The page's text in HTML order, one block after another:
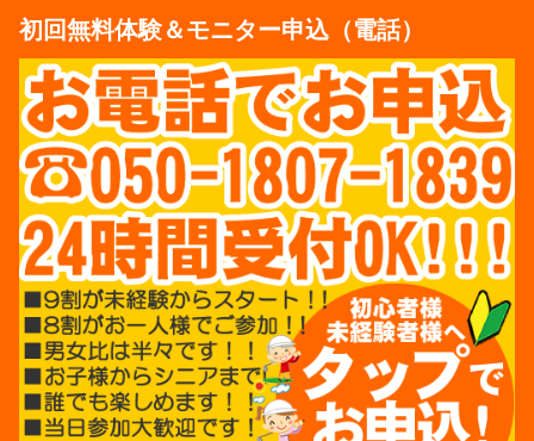
初回無料体験＆モニター申込（電話）